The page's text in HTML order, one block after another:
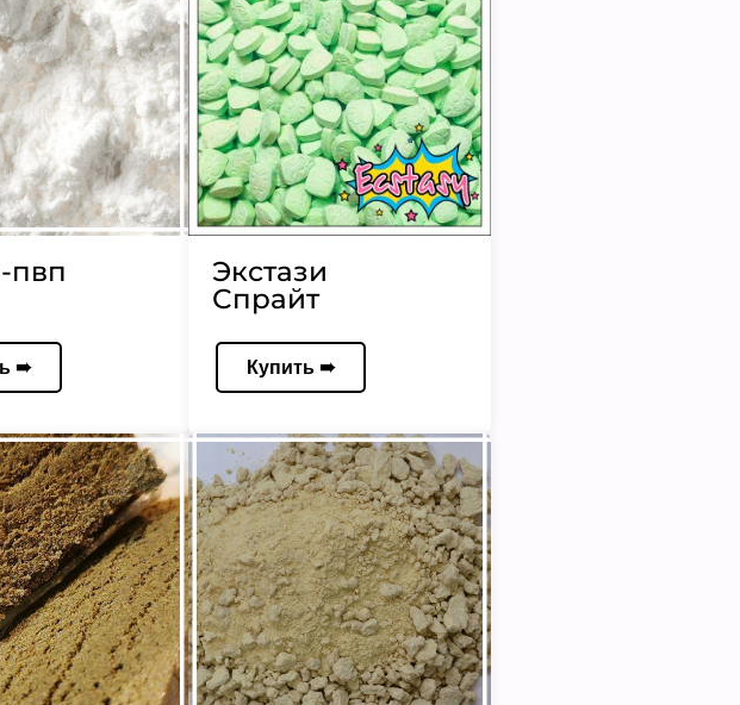
пвп
➠
Экстази
Спрайт
Купить ➠